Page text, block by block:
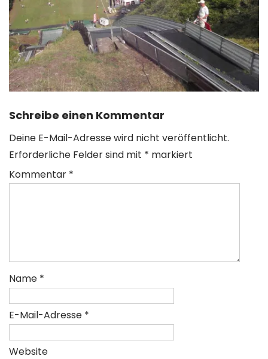
Schreibe einen Kommentar
Deine E-Mail-Adresse wird nicht veröffentlicht.
Erforderliche Felder sind mit * markiert
Kommentar *
Name *
E-Mail-Adresse *
Website